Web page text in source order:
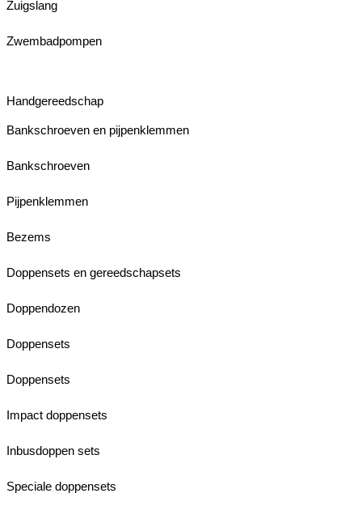
Zuigslang
Zwembadpompen
Handgereedschap
Bankschroeven en pijpenklemmen
Bankschroeven
Pijpenklemmen
Bezems
Doppensets en gereedschapsets
Doppendozen
Doppensets
Doppensets
Impact doppensets
Inbusdoppen sets
Speciale doppensets